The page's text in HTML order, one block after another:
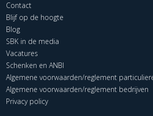
Contact
Blijf op de hoogte
Blog
SBK in de media
Vacatures
Schenken en ANBI
Algemene voorwaarden/reglement
Algemene voorwaarden/reglement bedrijven
Privacy policy